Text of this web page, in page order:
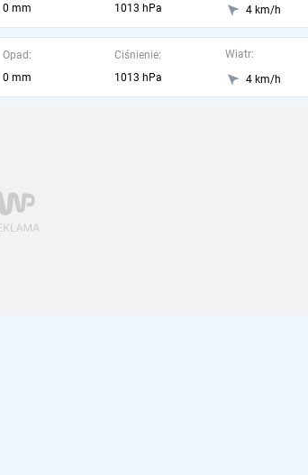
0 mm
1013 hPa
4 km/h
Opad:
0 mm
Ciśnienie:
1013 hPa
Wiatr:
4 km/h